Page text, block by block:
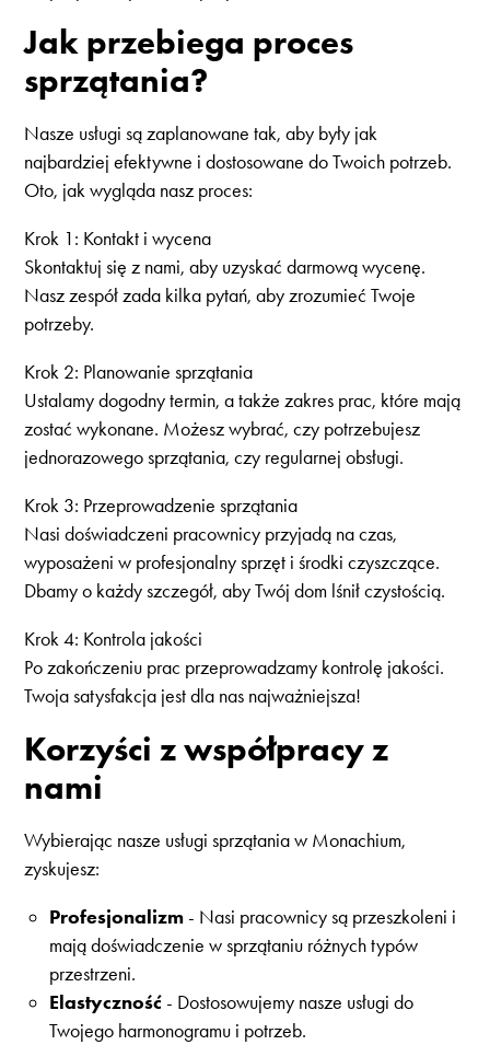
Jak przebiega proces
sprzątania?
Nasze usługi są zaplanowane tak, aby były jak
najbardziej efektywne i dostosowane do Twoich potrzeb.
Oto, jak wygląda nasz proces:
Krok 1: Kontakt i wycena
Skontaktuj się z nami, aby uzyskać darmową wycenę.
Nasz zespół zada kilka pytań, aby zrozumieć Twoje
potrzeby.
Krok 2: Planowanie sprzątania
Ustalamy dogodny termin, a także zakres prac, które mają
zostać wykonane. Możesz wybrać, czy potrzebujesz
jednorazowego sprzątania, czy regularnej obsługi.
Krok 3: Przeprowadzenie sprzątania
Nasi doświadczeni pracownicy przyjadą na czas,
wyposażeni w profesjonalny sprzęt i środki czyszczące.
Dbamy o każdy szczegół, aby Twój dom lśnił czystością.
Krok 4: Kontrola jakości
Po zakończeniu prac przeprowadzamy kontrolę jakości.
Twoja satysfakcja jest dla nas najważniejsza!
Korzyści z współpracy z
nami
Wybierając nasze usługi sprzątania w Monachium,
zyskujesz:
Profesjonalizm- Nasi pracownicy są przeszkoleni i
mają doświadczenie w sprzątaniu różnych typów
przestrzeni.
Elastyczność- Dostosowujemy nasze usługi do
Twojego harmonogramu i potrzeb.